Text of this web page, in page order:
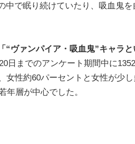
中で眠り続けていたり、吸血鬼
「“ヴァンパイア・吸血鬼”キャラと
日までのアンケート期間中に
女性約60パーセントと女性が少
年層が中心でした。